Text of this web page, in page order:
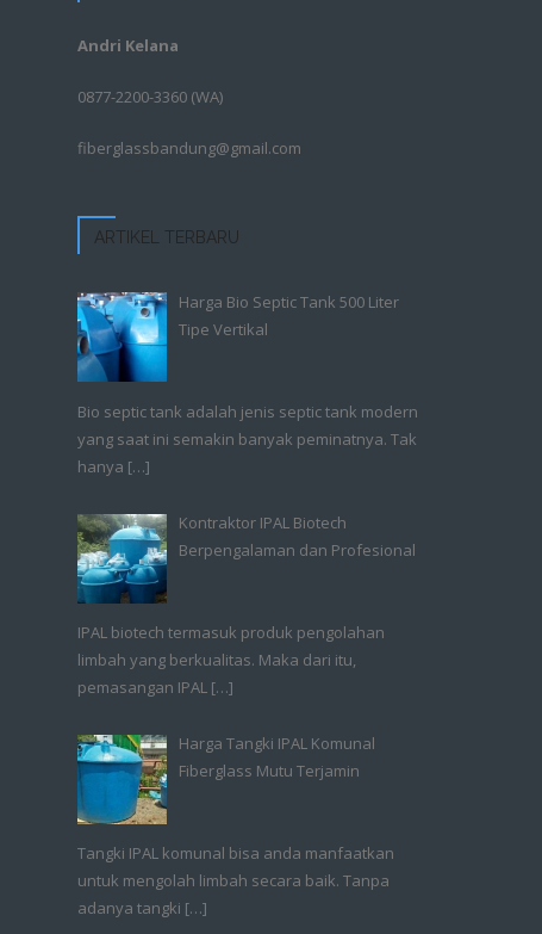
Andri Kelana
0877-2200-3360 (WA)
fiberglassbandung@gmail.com
ARTIKEL TERBARU
Harga Bio Septic Tank 500 Liter
Tipe Vertikal
Bio septic tank adalah jenis septic tank modern
yang saat ini semakin banyak peminatnya. Tak
hanya […]
Kontraktor IPAL Biotech
Berpengalaman dan Profesional
IPAL biotech termasuk produk pengolahan
limbah yang berkualitas. Maka dari itu,
pemasangan IPAL […]
Harga Tangki IPAL Komunal
Fiberglass Mutu Terjamin
Tangki IPAL komunal bisa anda manfaatkan
untuk mengolah limbah secara baik. Tanpa
adanya tangki […]